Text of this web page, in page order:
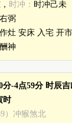
时冲： 时冲己未
弼
灶 安床 入宅 开
神
分-4点59分 时辰
时
）冲猴煞北